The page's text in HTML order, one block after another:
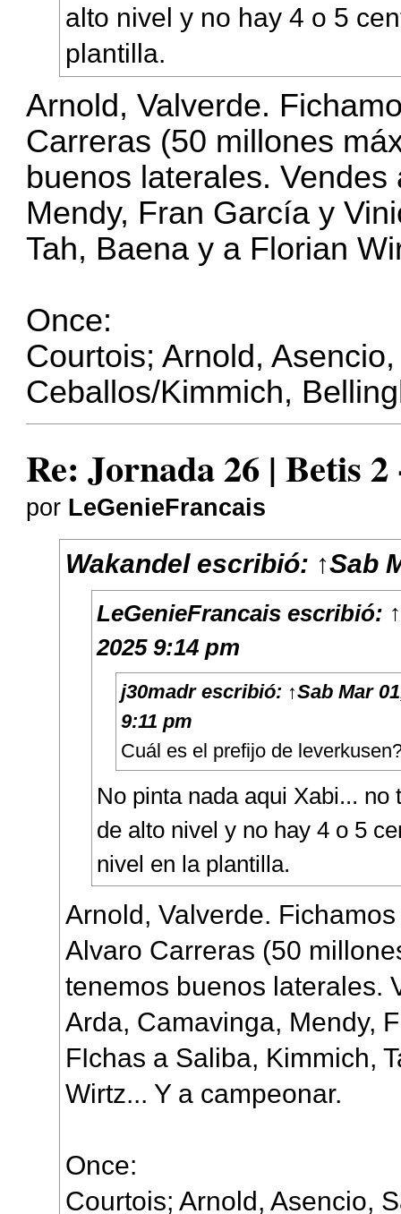
alto nivel y no hay 4 o 5
plantilla.
Arnold, Valverde.
Carreras (50 millones
buenos laterales.
Mendy, Fran García y
Tah, Baena y a Florian
Once:
Courtois; Arnold,
Ceballos/Kimmich,
Re: Jornada 26 | Betis
por LeGenieFrancais
Wakandelescribió: ↑Sab
LeGenieFrancaisescribió: ↑
2025 9:14 pm
j30madrescribió: ↑Sab Mar
9:11 pm
Cuál es el prefijo de
No pinta nada aqui Xabi... no
de alto nivel y no hay 4 o 5
nivel en la plantilla.
Arnold, Valverde.
Alvaro Carreras (50
tenemos buenos laterales.
Arda, Camavinga, Mendy,
FIchas a Saliba, Kimmich,
Wirtz... Y a campeonar.
Once:
Courtois; Arnold, Asencio,